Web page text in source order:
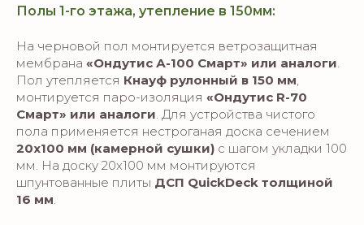
Полы 1-го этажа, утепление в 150мм:
На черновой пол монтируется ветрозащитная
мембрана «Ондутис А-100 Смарт» или аналоги.
Пол утепляется Кнауф рулонный в 150 мм,
монтируется паро-изоляция «Ондутис R-70
Смарт» или аналоги. Для устройства чистого
пола применяется нестроганая доска сечением
20х100 мм (камерной сушки) с шагом укладки 100
мм. На доску 20х100 мм монтируются
шпунтованные плиты ДСП QuickDeck толщиной
16 мм.